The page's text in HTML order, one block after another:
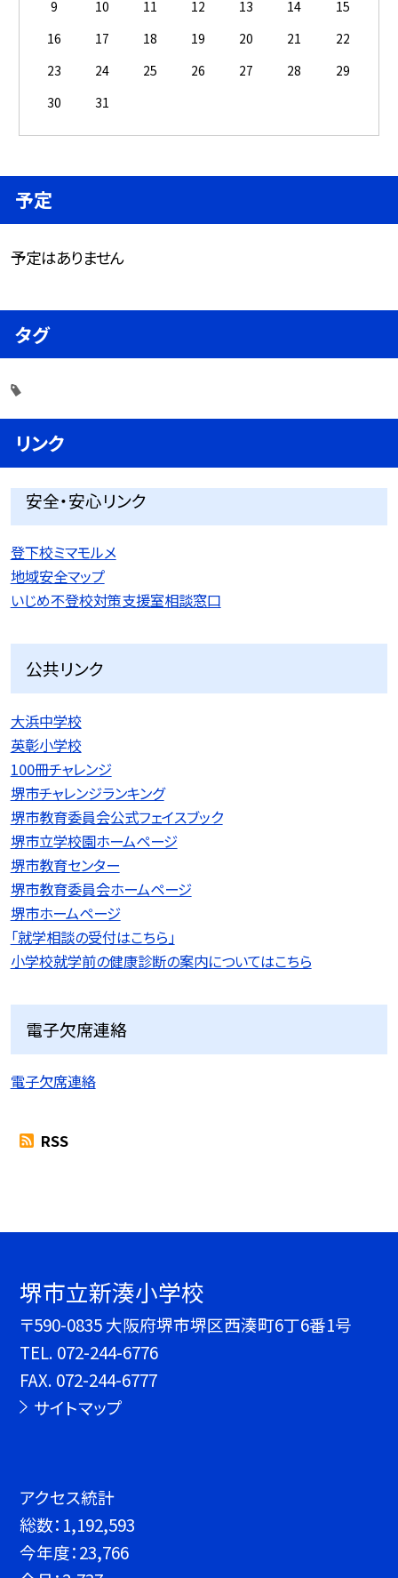
9
10 11 12 13 14
15
16
17 18 19 20 21
22
23
24 25 26 27 28
29
30
31
予定
予定はありません
タグ
リンク
安全・安心リンク
登下校ミマモルメ
地域安全マップ
いじめ不登校対策支援室相談窓口
公共リンク
大浜中学校
英彰小学校
100冊チャレンジ
堺市チャレンジランキング
堺市教育委員会公式フェイスブック
堺市立学校園ホームページ
堺市教育センター
堺市教育委員会ホームページ
堺市ホームページ
「就学相談の受付はこちら」
小学校就学前の健康診断の案内についてはこちら
電子欠席連絡
電子欠席連絡
RSS
堺市立新湊小学校
〒590-0835 大阪府堺市堺区西湊町6丁6番1号
TEL. 072-244-6776
FAX. 072-244-6777
サイトマップ
アクセス統計
総数： 1,192,593
今年度：23,766